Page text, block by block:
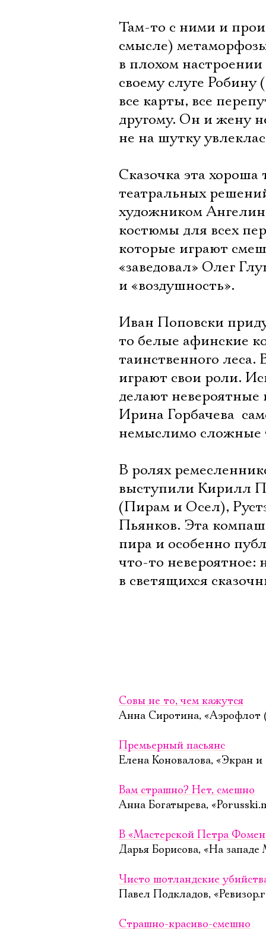
Там-то с ними и
смысле)
в плохом
своему слуге
все карты, все
другому. Он и жену
не на шутку
Сказочка эта
театральных
художником
костюмы для всех
которые играют
«заведовал» Олег
и «воздушность».
Иван Поповски
то белые афинские
таинственного
играют свои роли.
делают невероятные
Ирина Горбачева 
немыслимо сложные
В ролях
выступили Кирилл
(Пирам и Осел),
Пьянков. Эта
пира и особенно
что-то невероятное:
в светящихся
Совы не то, чем кажутся
Анна Сиротина, «Аэрофлот
Премьерный пасьянс
Елена Коновалова, «Экран
Вам страшно? Нет, смешно
Анна Богатырева,
В «Мастерской Петра
Дарья Борисова, «На
Чисто шотландские
Павел Подкладов,
Страшно-красиво-смешно